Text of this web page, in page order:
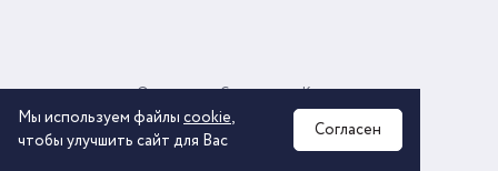
2026 © ООО «КОМОС ГРУПП» «Торговая компания»
О компании Соглашение
Политика обработки персональных данных
Контакты
Мы используем файлы cookie,
чтобы улучшить сайт для Вас
Согласен